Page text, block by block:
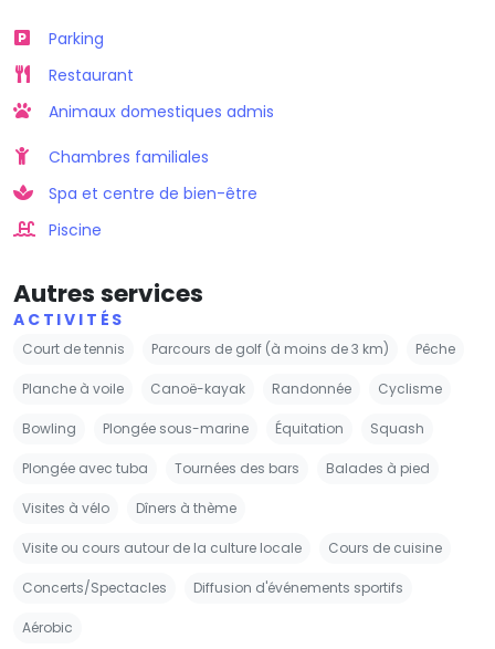
Parking
Restaurant
Animaux domestiques admis
Chambres familiales
Spa et centre de bien-être
Piscine
Autres services
ACTIVITÉS
Court de tennis Parcours de golf (à moins de 3 km) Pêche
Planche à voile Canoë-kayak Randonnée Cyclisme
Bowling Plongée sous-marine Équitation Squash
Plongée avec tuba Tournées des bars Balades à pied
Visites à vélo Dîners à thème
Visite ou cours autour de la culture locale Cours de cuisine
Concerts/Spectacles Diffusion d'événements sportifs
Aérobic